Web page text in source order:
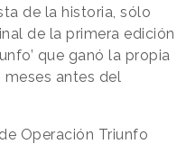
de la historia, sólo
de la primera edición
que ganó la propia
meses antes del
Operación Triunfo